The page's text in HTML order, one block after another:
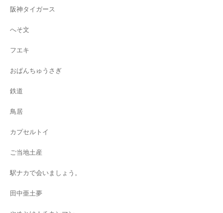
阪神タイガース
へそ文
フエキ
おぱんちゅうさぎ
鉄道
鳥居
カプセルトイ
ご当地土産
駅ナカで会いましょう。
田中亜土夢